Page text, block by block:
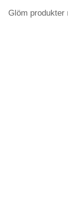
Glöm produkter